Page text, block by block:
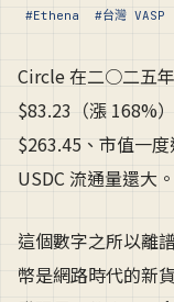
#Ethena
#台灣 VASP
Circle 在二○二五
$83.23（漲 168%
$263.45、市值一
USDC 流通量還大。
這個數字之所以離
幣是網路時代的新